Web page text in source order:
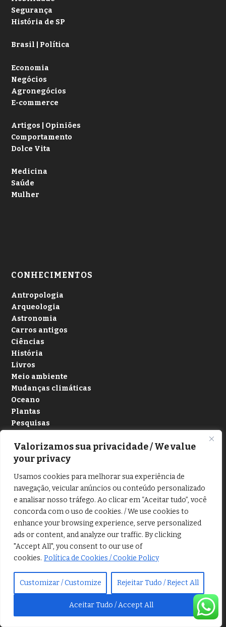
Valorizamos sua privacidade / We value
your privacy
Usamos cookies para melhorar sua experiência de
navegação, veicular anúncios ou conteúdo personalizado
e analisar nosso tráfego. Ao clicar em “Aceitar tudo”, você
concorda com o uso de cookies. / We use cookies to
enhance your browsing experience, serve personalized
ads or content, and analyze our traffic. By clicking
"Accept All", you consent to our use of
cookies. Política de Cookies / Cookie Policy
Customizar / Customize Rejeitar Tudo / Reject All
Aceitar Tudo / Accept All
Segurança
História de SP
Brasil | Política
Economia
Negócios
Agronegócios
E-commerce
Artigos | Opiniões
Comportamento
Dolce Vita
Medicina
Saúde
Mulher
CONHECIMENTOS
Antropologia
Arqueologia
Astronomia
Carros antigos
Ciências
História
Livros
Meio ambiente
Mudanças climáticas
Oceano
Plantas
Pesquisas
Mapa do site